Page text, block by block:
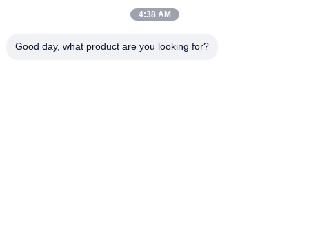
シグナル スリップリング IP54 2回路 1.5A VR スリップリング
高画質HDMI信号スリップリング
4:38 AM
Good day, what product are you looking for?